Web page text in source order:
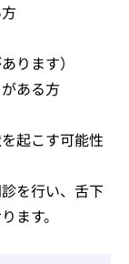
ります）
ある方
起こす可能性
を行い、舌下
ます。